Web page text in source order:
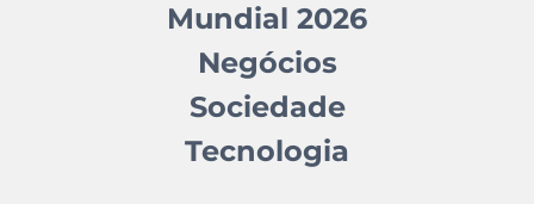
Mundial 2026
Negócios
Sociedade
Tecnologia